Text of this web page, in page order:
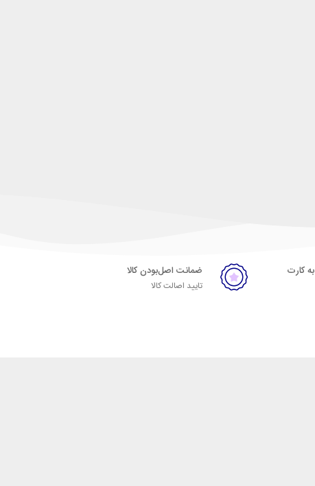
کارت ضمانت اصل‌بودن کالا
تایید اصالت کالا